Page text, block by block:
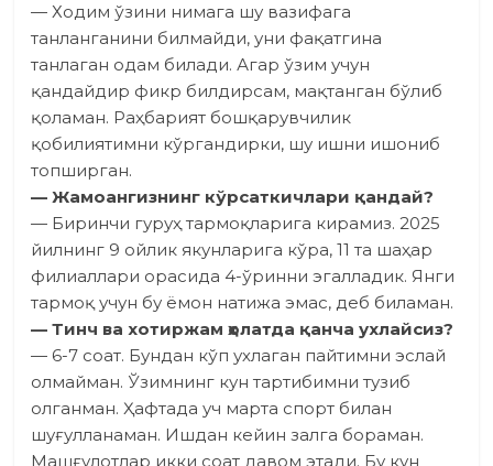
— Ходим ўзини нимага шу вазифага
танланганини билмайди, уни фақатгина
танлаган одам билади. Агар ўзим учун
қандайдир фикр билдирсам, мақтанган бўлиб
қоламан. Раҳбарият бошқарувчилик
қобилиятимни кўргандирки, шу ишни ишониб
топширган.
— Жамоангизнинг кўрсаткич­лари қандай?
— Биринчи гуруҳ тармоқларига кирамиз. 2025
йилнинг 9 ойлик якунларига кўра, 11 та шаҳар
филиаллари орасида 4-ўринни эгалладик. Янги
тармоқ учун бу ёмон натижа эмас, деб биламан.
— Тинч ва хотиржам ҳолатда қанча ухлайсиз?
— 6-7 соат. Бундан кўп ухлаган пайтимни эслай
олмайман. Ўзимнинг кун тартибимни тузиб
олганман. Ҳафтада уч марта спорт билан
шуғулланаман. Ишдан кейин залга бораман.
Машғулотлар икки соат давом этади. Бу кун